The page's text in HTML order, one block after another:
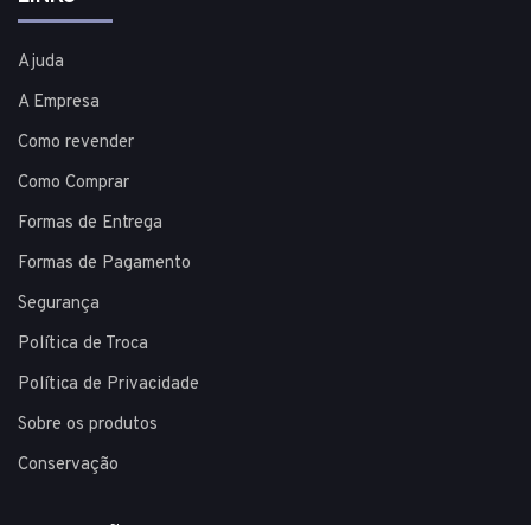
Ajuda
A Empresa
Como revender
Como Comprar
Formas de Entrega
Formas de Pagamento
Segurança
Política de Troca
Política de Privacidade
Sobre os produtos
Conservação